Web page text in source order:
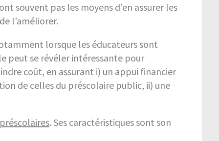
souvent pas les moyens d’en assurer les
l’améliorer.
lorsque les éducateurs sont
peut se révéler intéressante pour
coût, en assurant i) un appui financier
de celles du préscolaire public, ii) une
. Ses caractéristiques sont son